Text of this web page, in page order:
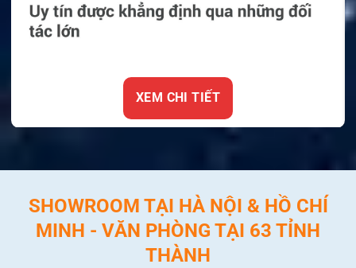
XEM CHI TIẾT
SHOWROOM TẠI HÀ NỘI & HỒ CHÍ
MINH - VĂN PHÒNG TẠI 63 TỈNH
THÀNH